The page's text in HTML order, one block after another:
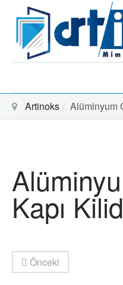
Artinoks Alüminyum
Kapı
Önceki